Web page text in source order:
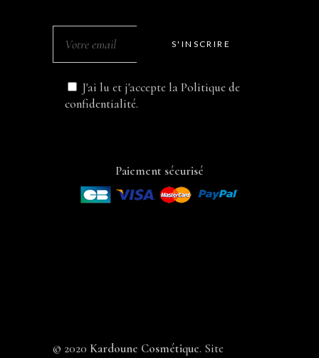
S'INSCRIRE
J'ai lu et j'accepte laPolitique de
confidentialité.
Paiement sécurisé
© 2020 Kardoune Cosmétique. Site